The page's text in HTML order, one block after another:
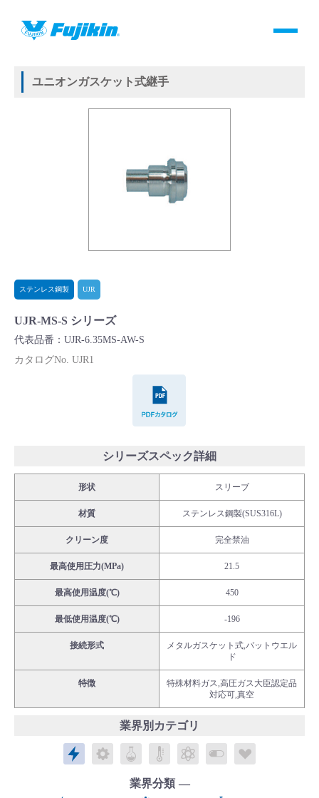
製品情報
よくあるご質問(FAQ)・用語集
Cv値・流量計算ツール
バルブと継手のきほん
説明会・講習会
ログイン
会社情報
Corporate Blog
採用情報
日本語／English
お問い合わせ
HOME 製品情報
ユニオンガスケット式継手
ステンレス鋼製 UJR
UJR-MS-S シリーズ
代表品番：UJR-6.35MS-AW-S
カタログNo. UJR1
シリーズスペック詳細
形状 スリーブ
材質 ステンレス鋼製(SUS316L)
クリーン度 完全禁油
最高使用圧力(MPa) 21.5
最高使用温度(℃) 450
最低使用温度(℃) -196
接続形式
メタルガスケット式,バットウエル
ド
特徴
特殊材料ガス,高圧ガス大臣認定品
対応可,真空
業界別カテゴリ
エレクトロニクス
メカトロニクス
ケミカルパブリックラボラトリ
エネルギーバイオメディカ
業界分類